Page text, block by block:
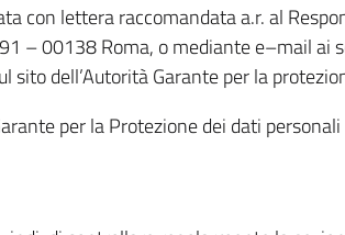
con lettera raccomandata a.r. al
– 00138 Roma, o mediante e–mail ai
sito dell’Autorità Garante per la
per la Protezione dei dati